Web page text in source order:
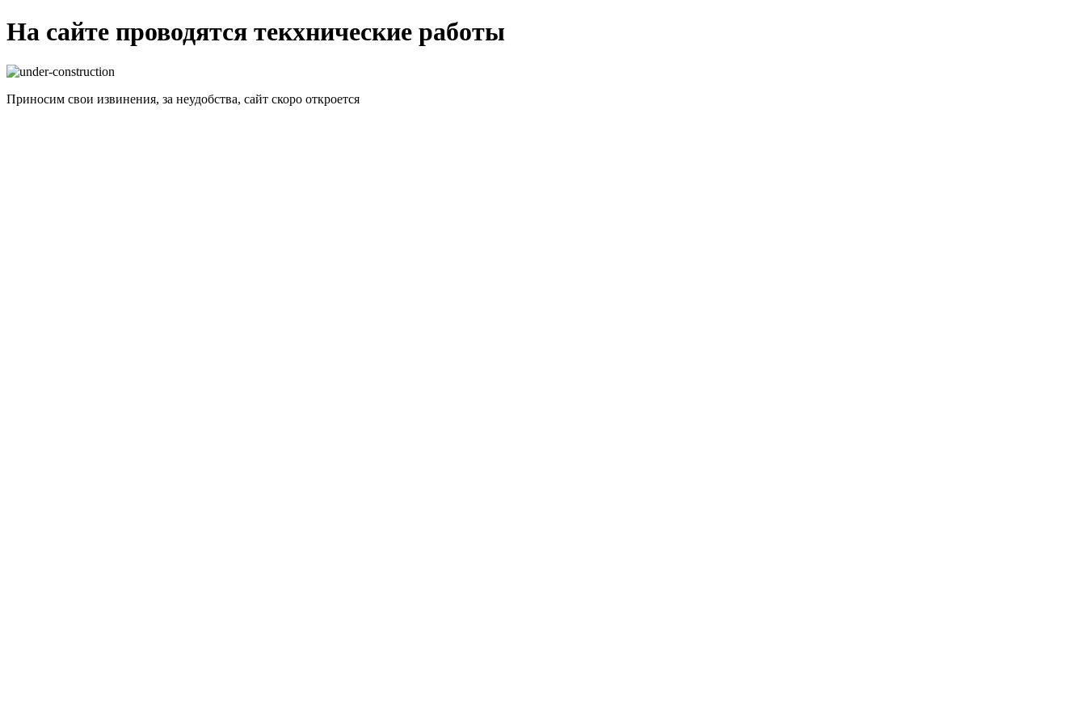
На сайте проводятся текхнические работы
Приносим свои извинения, за неудобства, сайт скоро откроется